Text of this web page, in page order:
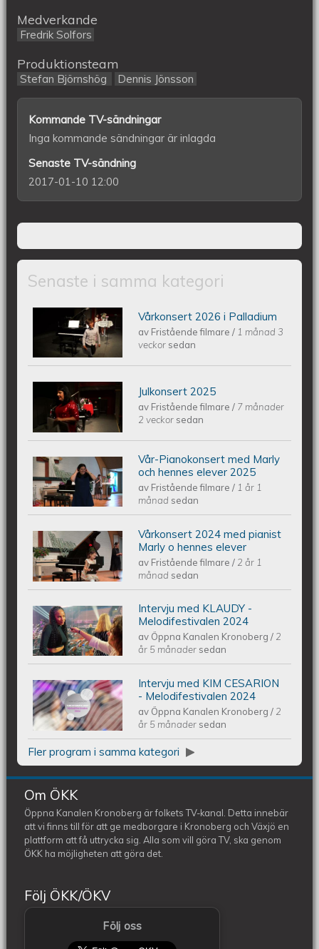
Medverkande
Fredrik Solfors
Produktionsteam
Stefan Björnshög Dennis Jönsson
Kommande TV-sändningar
Inga kommande sändningar är inlagda
Senaste TV-sändning
2017-01-10 12:00
Senaste i samma kategori
Piano Marly Azevedo Andersson
Vårkonsert PALLADIUM 2026 06 10
Vårkonsert 2026 i Palladium
av Fristående filmare/ 1 månad 3
veckor sedan
Piano Marly Azevedo Andersson
Julkonsert PALLADIUM 251206
Julkonsert 2025
av Fristående filmare/ 7 månader
2 veckor sedan
Piano Marly Azevedo Andersson
Vårkonsert EQUMkyrkan 250607
Vår-Pianokonsert med Marly
och hennes elever 2025
av Fristående filmare/ 1 år 1
månad sedan
Piano Marly Azevedo Andersson
Vårkonsert EQUMENIAkyrkan
240608
Vårkonsert 2024 med pianist
Marly o hennes elever
av Fristående filmare/ 2 år 1
månad sedan
Intervju med KLAUDY -
Melodifestivalen 2024
Intervju med KLAUDY -
Melodifestivalen 2024
av Öppna Kanalen Kronoberg/ 2
år 5 månader sedan
Intervju med KIM CESARION -
Melodifestivalen 2024
Intervju med KIM CESARION
- Melodifestivalen 2024
av Öppna Kanalen Kronoberg/ 2
år 5 månader sedan
Fler program i samma kategori
Om ÖKK
Öppna Kanalen Kronoberg är folkets TV-kanal. Detta innebär
att vi finns till för att ge medborgare i Kronoberg och Växjö en
plattform att få uttrycka sig. Alla som vill göra TV, ska genom
ÖKK ha möjligheten att göra det.
Följ ÖKK/ÖKV
Följ oss